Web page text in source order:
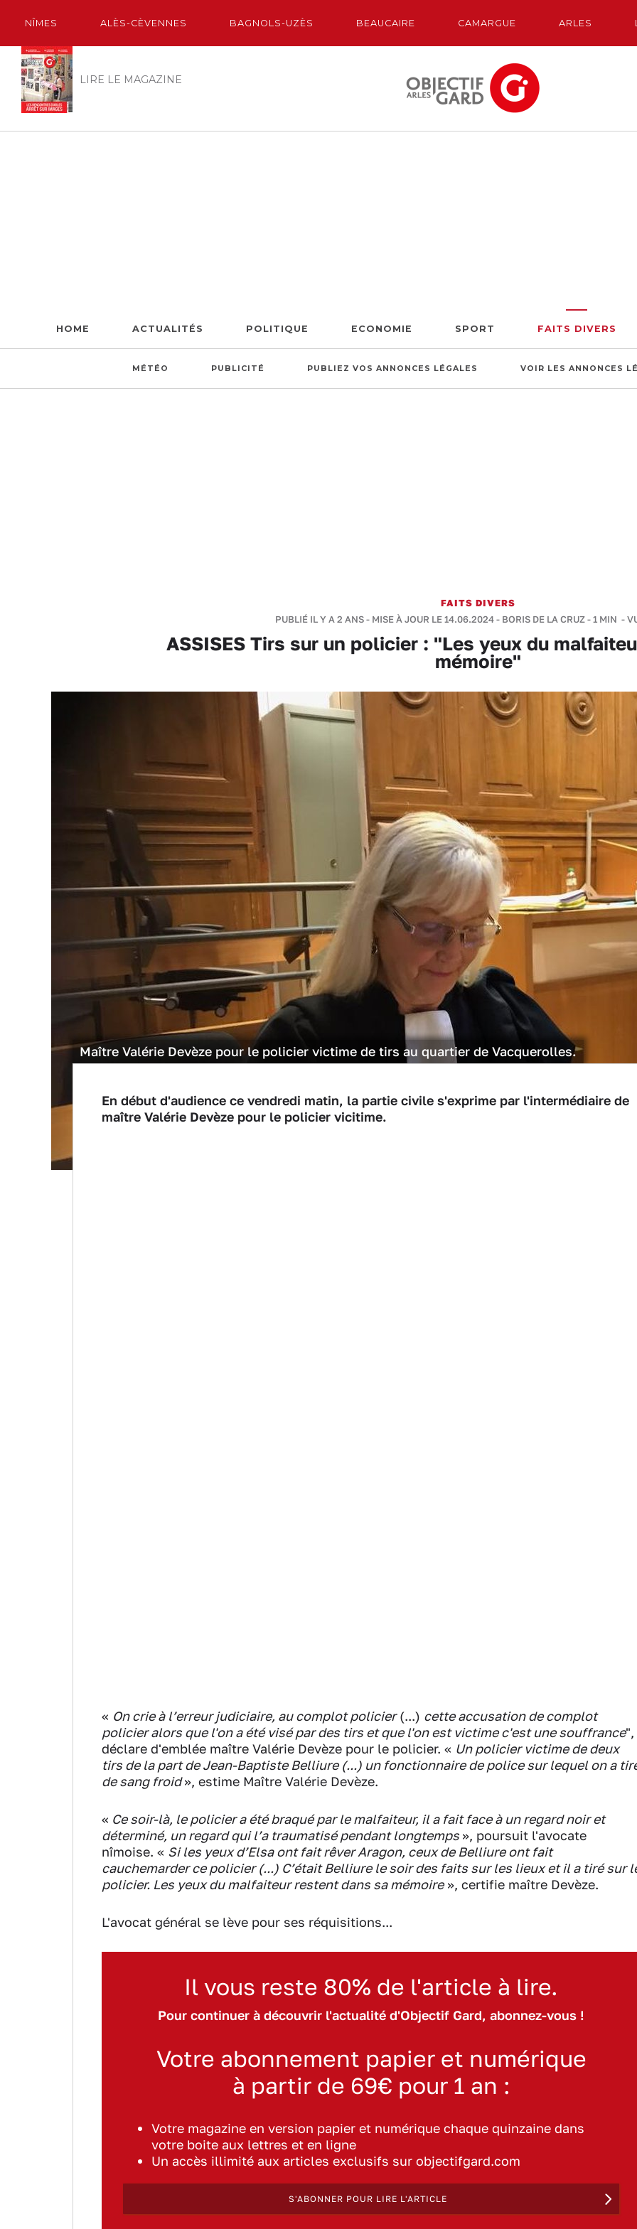
NÎMES ALÈS-CÈVENNES BAGNOLS-UZÈS BEAUCAIRE CAMARGUE ARLES
LIRE LE MAGAZINE
HOME ACTUALITÉS POLITIQUE ECONOMIE SPORT FAITS DIVERS
MÉTÉO PUBLICITÉ PUBLIEZ VOS ANNONCES LÉGALES VOIR LES ANNONCES
FAITS DIVERS
PUBLIÉ IL Y A 2 ANS - MISE À JOUR LE 14.06.2024 - BORIS DE LA CRUZ-1 MIN -
ASSISES Tirs sur un policier : "Les yeux du
mémoire"
Maître Valérie Devèze pour le policier victime de tirs au quartier de Vacquerolles.
En début d'audience ce vendredi matin, la partie civile s'exprime par l'intermédiaire de
maître Valérie Devèze pour le policier vicitime.
« On crie à l’erreur judiciaire, au complot policier(...) cette accusation de complot
policier alors que l'on a été visé par des tirs et que l'on est victime c'est une souffrance",
déclare d'emblée maître Valérie Devèze pour le policier. « Un policier victime de deux
tirs de la part de Jean-Baptiste Belliure (...) un fonctionnaire de police sur lequel on a
de sang froid», estime Maître Valérie Devèze.
« Ce soir-là, le policier a été braqué par le malfaiteur, il a fait face à un regard noir et
déterminé, un regard qui l’a traumatisé pendant longtemps », poursuit l'avocate
nîmoise. « Si les yeux d’Elsa ont fait rêver Aragon, ceux de Belliure ont fait
cauchemarder ce policier (...) C’était Belliure le soir des faits sur les lieux et il a tiré sur
policier. Les yeux du malfaiteur restent dans sa mémoire», certifie maître Devèze.
L'avocat général se lève pour ses réquisitions...
Il vous reste 80% de l'article à lire.
Pour continuer à découvrir l'actualité d'Objectif Gard, abonnez-vous !
Votre abonnement papier et numérique
à partir de 69€ pour 1 an :
Votre magazine en version papier et numérique chaque quinzaine dans
votre boite aux lettres et en ligne
Un accès illimité aux articles exclusifs sur objectifgard.com
S'ABONNER POUR LIRE L'ARTICLE